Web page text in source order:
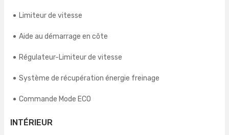
Limiteur de vitesse
Aide au démarrage en côte
Régulateur-Limiteur de vitesse
Système de récupération énergie freinage
Commande Mode ECO
INTÉRIEUR